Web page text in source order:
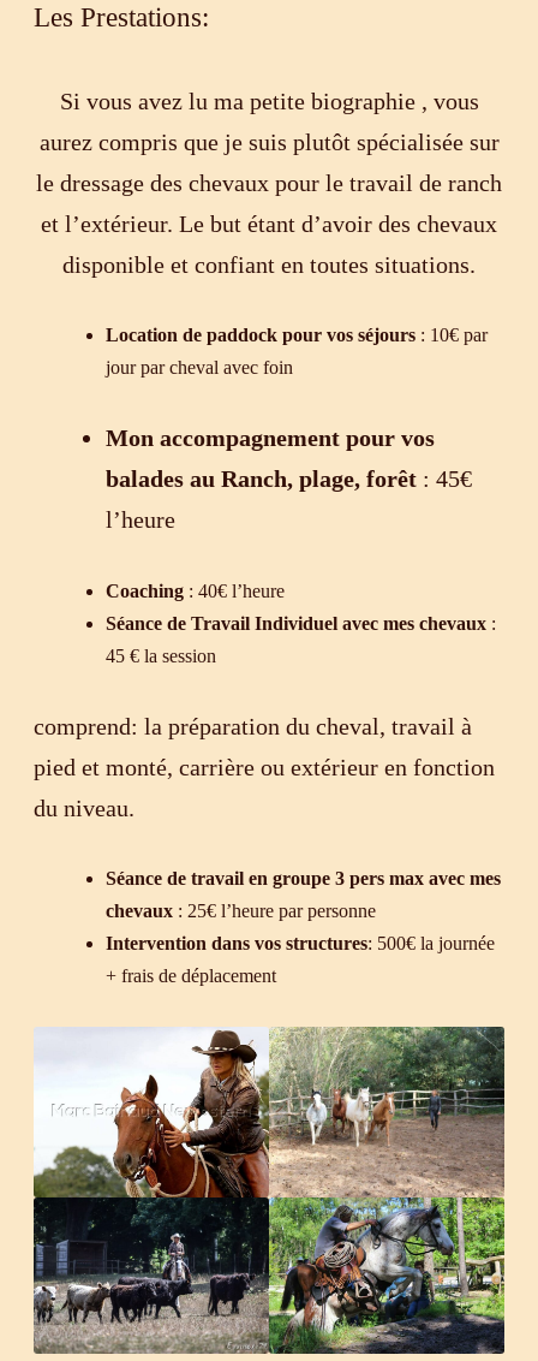
Les Prestations:
Si vous avez lu ma petite biographie , vous
aurez compris que je suis plutôt spécialisée sur
le dressage des chevaux pour le travail de ranch
et l’extérieur. Le but étant d’avoir des chevaux
disponible et confiant en toutes situations.
Location de paddock pour vos séjours : 10€ par
jour par cheval avec foin
Mon accompagnement pour vos
balades au Ranch, plage, forêt : 45€
l’heure
Coaching : 40€ l’heure
Séance de Travail Individuel avec mes chevaux :
45 € la session
comprend: la préparation du cheval, travail à
pied et monté, carrière ou extérieur en fonction
du niveau.
Séance de travail en groupe 3 pers max avec mes
chevaux : 25€ l’heure par personne
Intervention dans vos structures: 500€ la journée
+ frais de déplacement